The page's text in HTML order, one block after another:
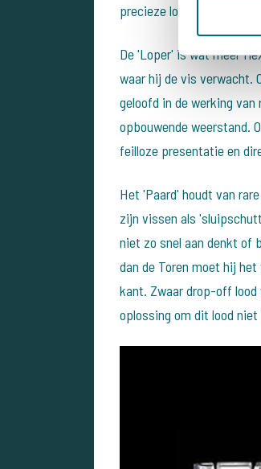
precieze locaties en het
De 'Loper' is wat meer
waar hij de vis verwacht.
geloofd in de werking
opbouwende weerstand.
feilloze presentatie en
Het 'Paard' houdt van
zijn vissen als
niet zo snel aan denkt of
dan de Toren moet hij
kant. Zwaar drop-off lood
oplossing om dit lood